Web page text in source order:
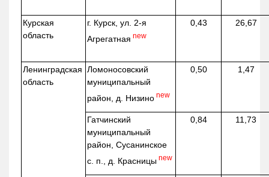
Курская
область
г. Курск, ул. 2-я
Агрегатная new
0,43 26,67
Ленинградская
область
Ломоносовский
муниципальный
район, д. Низино new
0,50 1,47
Гатчинский
муниципальный
район, Сусанинское
с. п., д. Красницы new
0,84 11,73